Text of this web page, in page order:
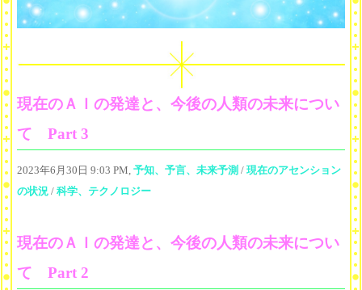
現在のＡＩの発達と、今後の人類の未来につい
て Part 3
2023年6月30日 9:03 PM, 予知、予言、未来予測 / 現在のアセンション
の状況 / 科学、テクノロジー
現在のＡＩの発達と、今後の人類の未来につい
て Part 2